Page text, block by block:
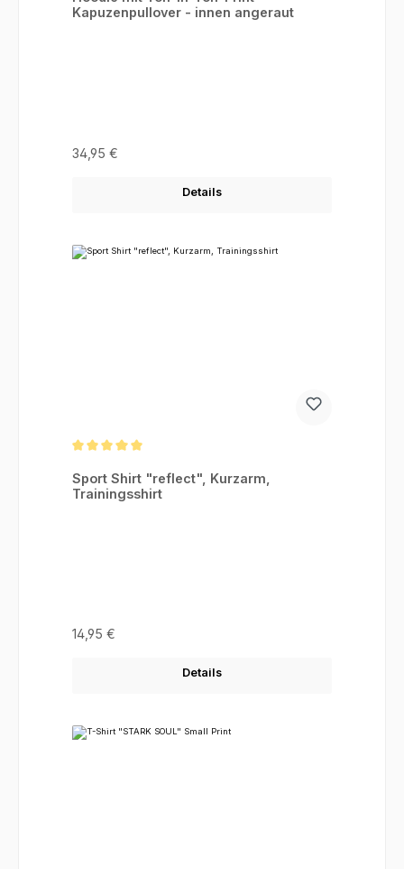
Kapuzenpullover - innen angeraut
Regulärer Preis:
34,95 €
Details
Sport Shirt "reflect", Kurzarm,
Trainingsshirt
Regulärer Preis:
14,95 €
Details